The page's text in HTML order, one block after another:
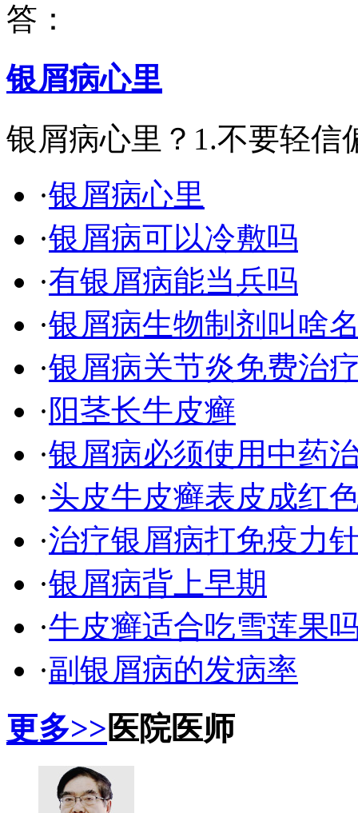
答：
银屑病心里
银屑病心里？1.不要轻
·银屑病心里
·银屑病可以冷敷吗
·有银屑病能当兵吗
·银屑病生物制剂叫啥
·银屑病关节炎免费治
· 阳茎长牛皮癣
·银屑病必须使用中药
·头皮牛皮癣表皮成红
·治疗银屑病打免疫力
·银屑病背上早期
·牛皮癣适合吃雪莲果
·副银屑病的发病率
更多>> 医院医师